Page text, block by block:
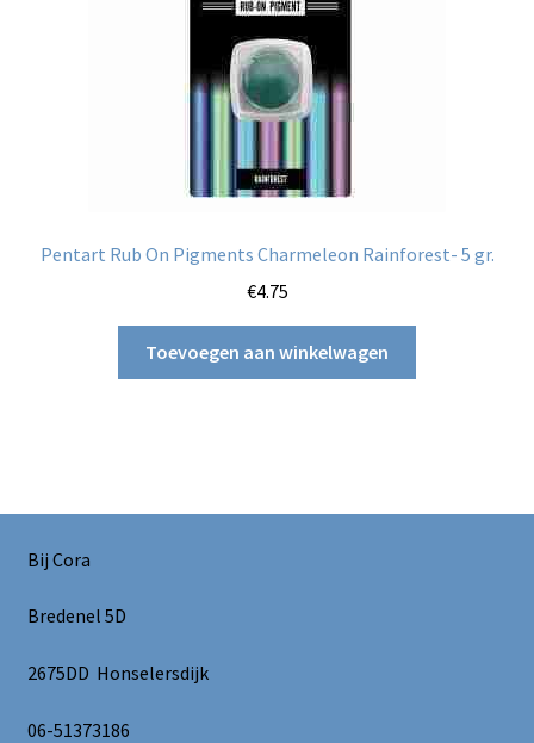
Pentart Rub On Pigments Charmeleon Rainforest- 5 gr.
€4.75
Toevoegen aan winkelwagen
Bij Cora
Bredenel 5D
2675DD Honselersdijk
06-51373186